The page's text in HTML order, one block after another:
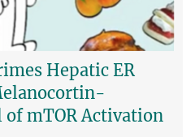
Video
Hepatic ER
of mTOR Activation